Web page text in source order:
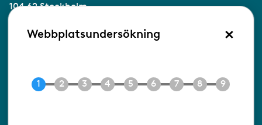
104 62 Stockholm
Besöksadress:
Ringvägen 100
E-post info@gbf.se
Webbplatsundersökning ×